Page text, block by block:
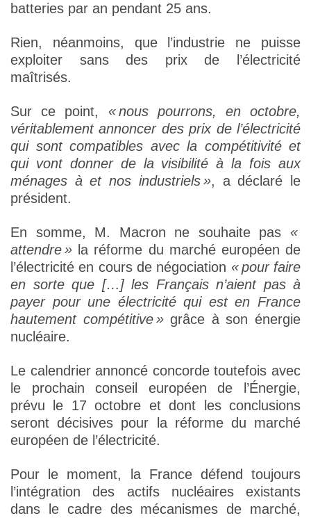
batteries par an pendant 25 ans.
Rien, néanmoins, que l’industrie ne puisse
exploiter sans des prix de l’électricité
maîtrisés.
Sur ce point, « nous pourrons, en octobre,
véritablement annoncer des prix de l’électricité
qui sont compatibles avec la compétitivité et
qui vont donner de la visibilité à la fois aux
ménages à et nos industriels », a déclaré le
président.
En somme, M. Macron ne souhaite pas «
attendre » la réforme du marché européen de
l’électricité en cours de négociation « pour faire
en sorte que […] les Français n’aient pas à
payer pour une électricité qui est en France
hautement compétitive »grâce à son énergie
nucléaire.
Le calendrier annoncé concorde toutefois avec
le prochain conseil européen de l’Énergie,
prévu le 17 octobre et dont les conclusions
seront décisives pour la réforme du marché
européen de l’électricité.
Pour le moment, la France défend toujours
l’intégration des actifs nucléaires existants
dans le cadre des mécanismes de marché,